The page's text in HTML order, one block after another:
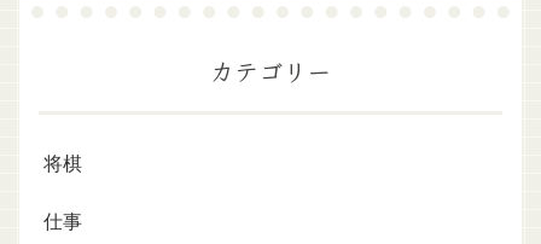
カテゴリー
将棋
仕事